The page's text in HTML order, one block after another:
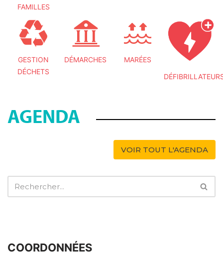
FAMILLES
GESTION
DÉCHETS
DÉMARCHES MARÉES
AGENDA
VOIR TOUT L'AGENDA
COORDONNÉES